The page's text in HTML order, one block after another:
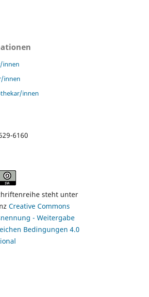
innen
innen
innen
6160
steht unter
Creative Commons
- Weitergabe
Bedingungen 4.0